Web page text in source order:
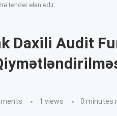
tender elan edir
Daxili Audit
1 views 0 minutes